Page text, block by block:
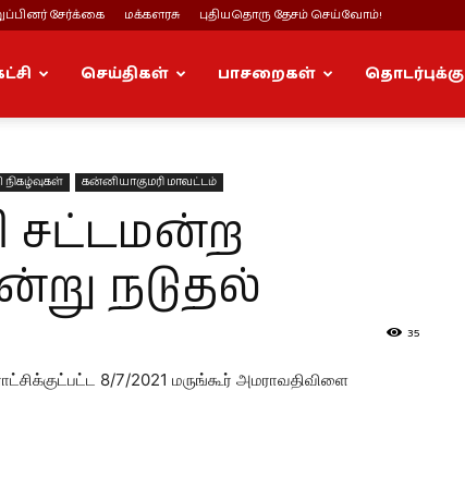
சேர்க்கை மக்களரசு புதியதொரு தேசம் செய்வோம்!
செய்திகள் பாசறைகள் தொடர்புக்கு
நிகழ்வுகள் கன்னியாகுமரி மாவட்டம்
சட்டமன்ற
நடுதல்
35
8/7/2021 மருங்கூர் அமராவதிவிளை